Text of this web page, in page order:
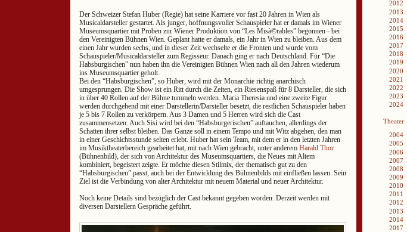
Der Schweizer Stefan Huber (Regie) hat seine Karriere vor fast 20 Jahren in Wien als
Musicaldarsteller gestartet. Als junger, hoffnungsvoller Schauspieler hat er damals im Wiener
Museumsquartier mit Proben zur Wiener Produktion von “Les Misà©rables” begonnen - bei
den Vereinigten Bühnen Wien. Geplant hatte er damals, ein Jahr in Wien zu bleiben. Aus dem
einen Jahr wurden sechs, und in dieser Zeit wechselte er die Fronten und wurde vom
Schauspieler/Musicaldarsteller zum Regisseur. Danach ging er nach Deutschland. Für “Die
Habsburgischen” nun haben ihn die Vereinigten Bühnen Wien nach all den Jahren wiederum
ins Museumsquartier geholt.
Bei den “Habsburgischen”, so Huber, wird mit der Monarchie richtig anarchisch
umgesprungen. Die Show ist ein Ritt durch die Zeiten, ein Riesenspaß für 8 Darsteller, die sich
in über 40 Rollen auf der Bühne tummeln werden. Maria Theresia und eine zweite Figur
werden durchgehend mit einer Darstellerin/Darsteller besetzt, die restlichen Schauspieler haben
je 5 bis 7 Rollen zu verkörpern. Aus 3 Damen und 5 Herren wird sich die Cast
zusammensetzen. Auch Sisi wird bei den “Habsburgerischen” auftauchen, allerdings der
Schatten ihrer selbst bleiben. Das Ganze soll in einem Tempo und mit Witz abgehen, den man
in einer Geschichtsstunde selten erlebt. Huber hat sein Team, mit dem er in den letzten Jahren
im Musiktheaterbereich gearbeitet hat, mit nach Wien gebracht, unter anderem Harald Thor
(Bühnenbild), der sich von Architektur des Museumsquartiers, die Neues mit Altem
kombiniert, begeistert zeigte. Er möchte diesen Stilmix, der thematisch gut zu den
“Habsburgischen” passt, auch bei der Entwicklung des Bühnenbilds mit einfließen lassen. Sein
Ziel ist die Verbindung von alter Architektur mit neuem Material und neuer Architektur.
Noch keine Details sind bezüglich der Cast bekannt gegeben worden. Derzeit werden mit
diversen Darstellern Gespräche geführt.
2012
2013
2014
2015
2016
2017
2018
2019
2020
2021
2022
2023
2024
Theater
2004
2005
2006
2007
2008
2009
2010
2011
2012
2013
2014
2017